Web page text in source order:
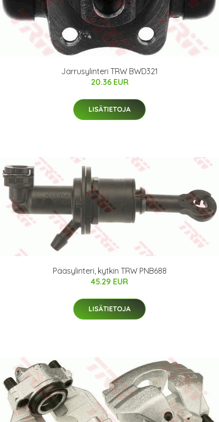
Jarrusylinteri TRW BWD321
20.36 EUR
LISÄTIETOJA
Pääsylinteri, kytkin TRW PNB688
45.29 EUR
LISÄTIETOJA